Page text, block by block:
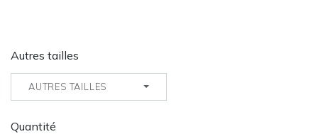
Autres tailles
AUTRES TAILLES
Quantité